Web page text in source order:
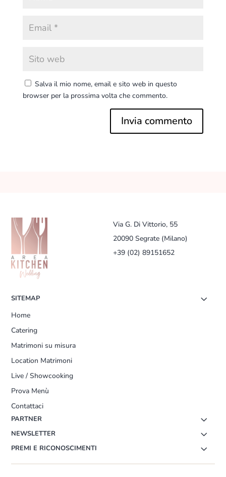
Salva il mio nome, email e sito web in questo
browser per la prossima volta che commento.
Via G. Di Vittorio, 55
20090 Segrate (Milano)
+39 (02) 89151652
SITEMAP
Home
Catering
Matrimoni su misura
Location Matrimoni
Live / Showcooking
Prova Menù
Contattaci
PARTNER
NEWSLETTER
PREMI E RICONOSCIMENTI